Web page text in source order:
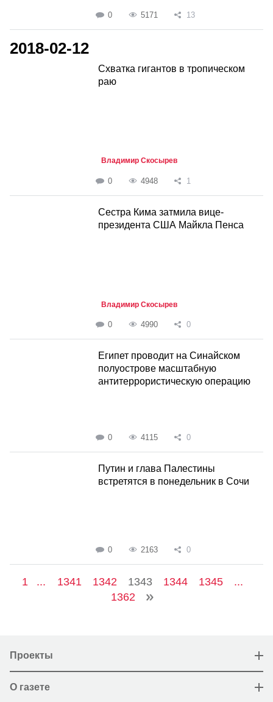
0 5171 13
2018-02-12
Схватка гигантов в тропическом
раю
Владимир Скосырев
0 4948 1
Сестра Кима затмила вице-
президента США Майкла Пенса
Владимир Скосырев
0 4990 0
Египет проводит на Синайском
полуострове масштабную
антитеррористическую операцию
0 4115 0
Путин и глава Палестины
встретятся в понедельник в Сочи
0 2163 0
1 ... 1341 1342 1343 1344 1345
...
1362
Проекты
О газете